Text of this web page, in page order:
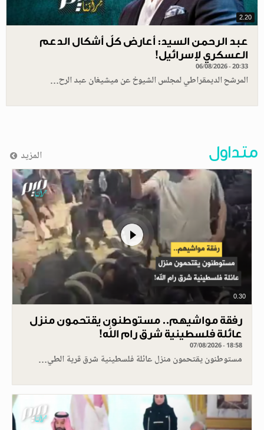
2.20
عبد الرحمن السيد: أعارض كلّ أشكال الدعم
العسكري لإسرائيل!
06/08/2026 - 20:33
المرشح الديمقراطي لمجلس الشيوخ عن ميشيغان عبد الرح…
متداول المزيد
0.30
رفقة مواشيهم.. مستوطنون يقتحمون منزل
عائلة فلسطينية شرق رام الله!
07/08/2026 - 18:58
مستوطنون يقتحمون منزل عائلة فلسطينية شرق قرية الطي…